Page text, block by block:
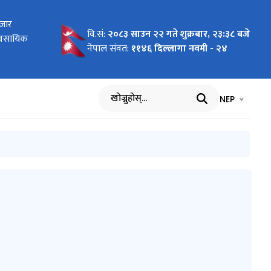
To
of
सूचना
वि.सं: २०८३ साउन २२ गते शुक्रबार, २३:३८ बजे
नेपाल संवत: ११४६ दिल्लागा नवमी - २४
खोज्नुहोस् भाषा चयन
NEP